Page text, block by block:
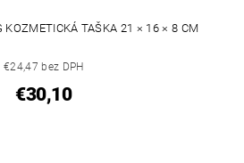
KOZMETICKÁ TAŠKA 21 × 16 × 8 CM
€24,47 bez DPH
€30,10